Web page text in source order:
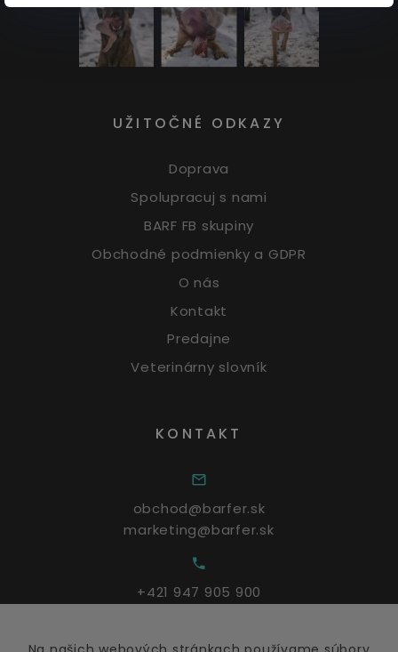
UŽITOČNÉ ODKAZY
Doprava
Spolupracuj s nami
BARF FB skupiny
Obchodné podmienky a GDPR
O nás
Kontakt
Predajne
Veterinárny slovník
KONTAKT
obchod@barfer.sk
marketing@barfer.sk
+421 947 905 900